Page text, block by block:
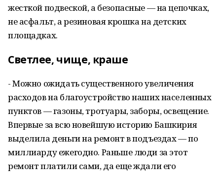
жесткой подвеской, а безопасные — на цепочках,
не асфальт, а резиновая крошка на детских
площадках.
Светлее, чище, краше
- Можно ожидать существенного увеличения
расходов на благоустройство наших населенных
пунктов — газоны, тротуары, заборы, освещение.
Впервые за всю новейшую историю Башкирия
выделила деньги на ремонт в подъездах — по
миллиарду ежегодно. Раньше люди за этот
ремонт платили сами, да еще ждали его